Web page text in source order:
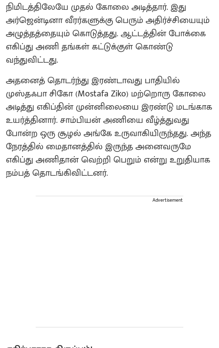
நிமிடத்திலேயே முதல் கோலை அடித்தார். இது
அர்ஜென்டினா வீரர்களுக்கு பெரும் அதிர்ச்சியையும்
அழுத்தத்தையும் கொடுத்தது. ஆட்டத்தின் போக்கை
எகிப்து அணி தங்கள் கட்டுக்குள் கொண்டு
வந்துவிட்டது.
அதனைத் தொடர்ந்து இரண்டாவது பாதியில்
முஸ்தஃபா சிகோ (Mostafa Ziko) மற்றொரு கோலை
அடித்து எகிப்தின் முன்னிலையை இரண்டு மடங்காக
உயர்த்தினார். சாம்பியன் அணியை வீழ்த்துவது
போன்ற ஒரு சூழல் அங்கே உருவாகியிருந்தது. அந்த
நேரத்தில் மைதானத்தில் இருந்த அனைவருமே
எகிப்து அணிதான் வெற்றி பெறும் என்று உறுதியாக
நம்பத் தொடங்கிவிட்டனர்.
Advertisement